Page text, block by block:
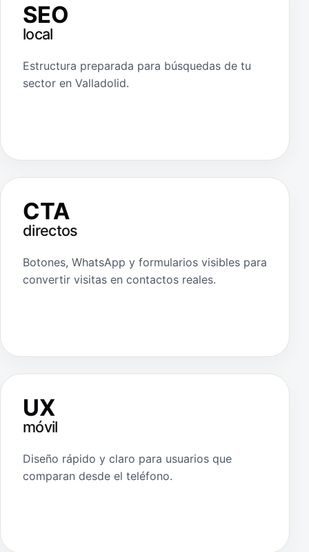
SEO
local
Estructura preparada para búsquedas de tu
sector en Valladolid.
CTA
directos
Botones, WhatsApp y formularios visibles para
convertir visitas en contactos reales.
UX
móvil
Diseño rápido y claro para usuarios que
comparan desde el teléfono.